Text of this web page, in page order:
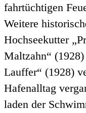
fahrtüchtigen
Weitere
Hochseekutter
Maltzahn“
Lauffer“ (1928)
Hafenalltag
laden der